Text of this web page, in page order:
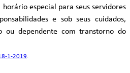
especial para seus servidores
e sob seus cuidados,
ou dependente com transtorno do
1-2019.